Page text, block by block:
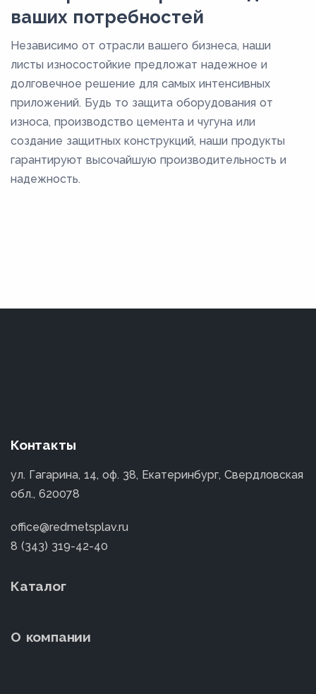
ваших потребностей
Независимо от отрасли вашего бизнеса, наши
листы износостойкие предложат надежное и
долговечное решение для самых интенсивных
приложений. Будь то защита оборудования от
износа, производство цемента и чугуна или
создание защитных конструкций, наши продукты
гарантируют высочайшую производительность и
надежность.
Контакты
ул. Гагарина, 14, оф. 38, Екатеринбург, Свердловская
обл., 620078
office@redmetsplav.ru
8 (343) 319-42-40
Каталог
О компании